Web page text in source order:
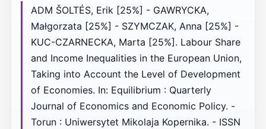
ADM ŠOLTÉS, Erik [25%] - GAWRYCKA,
Małgorzata [25%] - SZYMCZAK, Anna [25%] -
KUC-CZARNECKA, Marta [25%]. Labour Share
and Income Inequalities in the European Union,
Taking into Account the Level of Development
of Economies. In: Equilibrium : Quarterly
Journal of Economics and Economic Policy. -
Torun : Uniwersytet Mikolaja Kopernika. - ISSN